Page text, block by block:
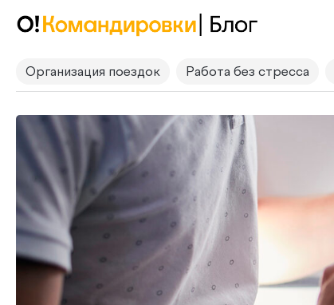
Организация поездок Работа без стресса